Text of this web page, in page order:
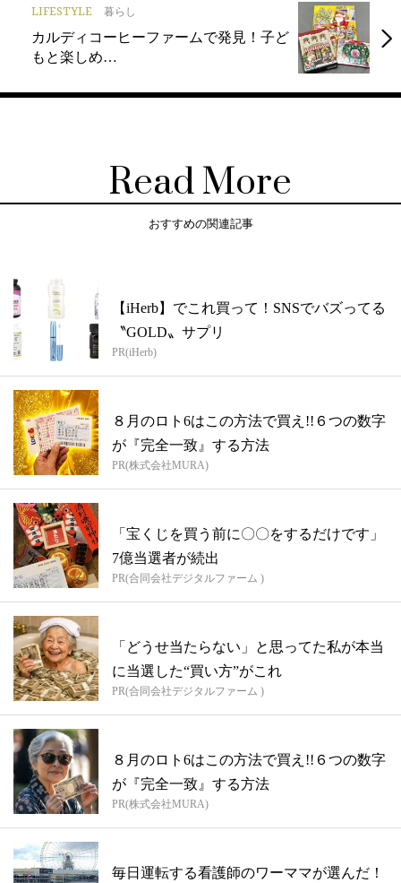
LIFESTYLE 暮らし
カルディコーヒーファームで発見！子ど
もと楽しめ…
Read More
おすすめの関連記事
【iHerb】でこれ買って！SNSでバズってる
〝GOLD〟サプリ
PR(iHerb)
８月のロト6はこの方法で買え!!６つの数字
が『完全一致』する方法
PR(株式会社MURA)
「宝くじを買う前に〇〇をするだけです」
7億当選者が続出
PR(合同会社デジタルファーム )
「どうせ当たらない」と思ってた私が本当
に当選した“買い方”がこれ
PR(合同会社デジタルファーム )
８月のロト6はこの方法で買え!!６つの数字
が『完全一致』する方法
PR(株式会社MURA)
毎日運転する看護師のワーママが選んだ！